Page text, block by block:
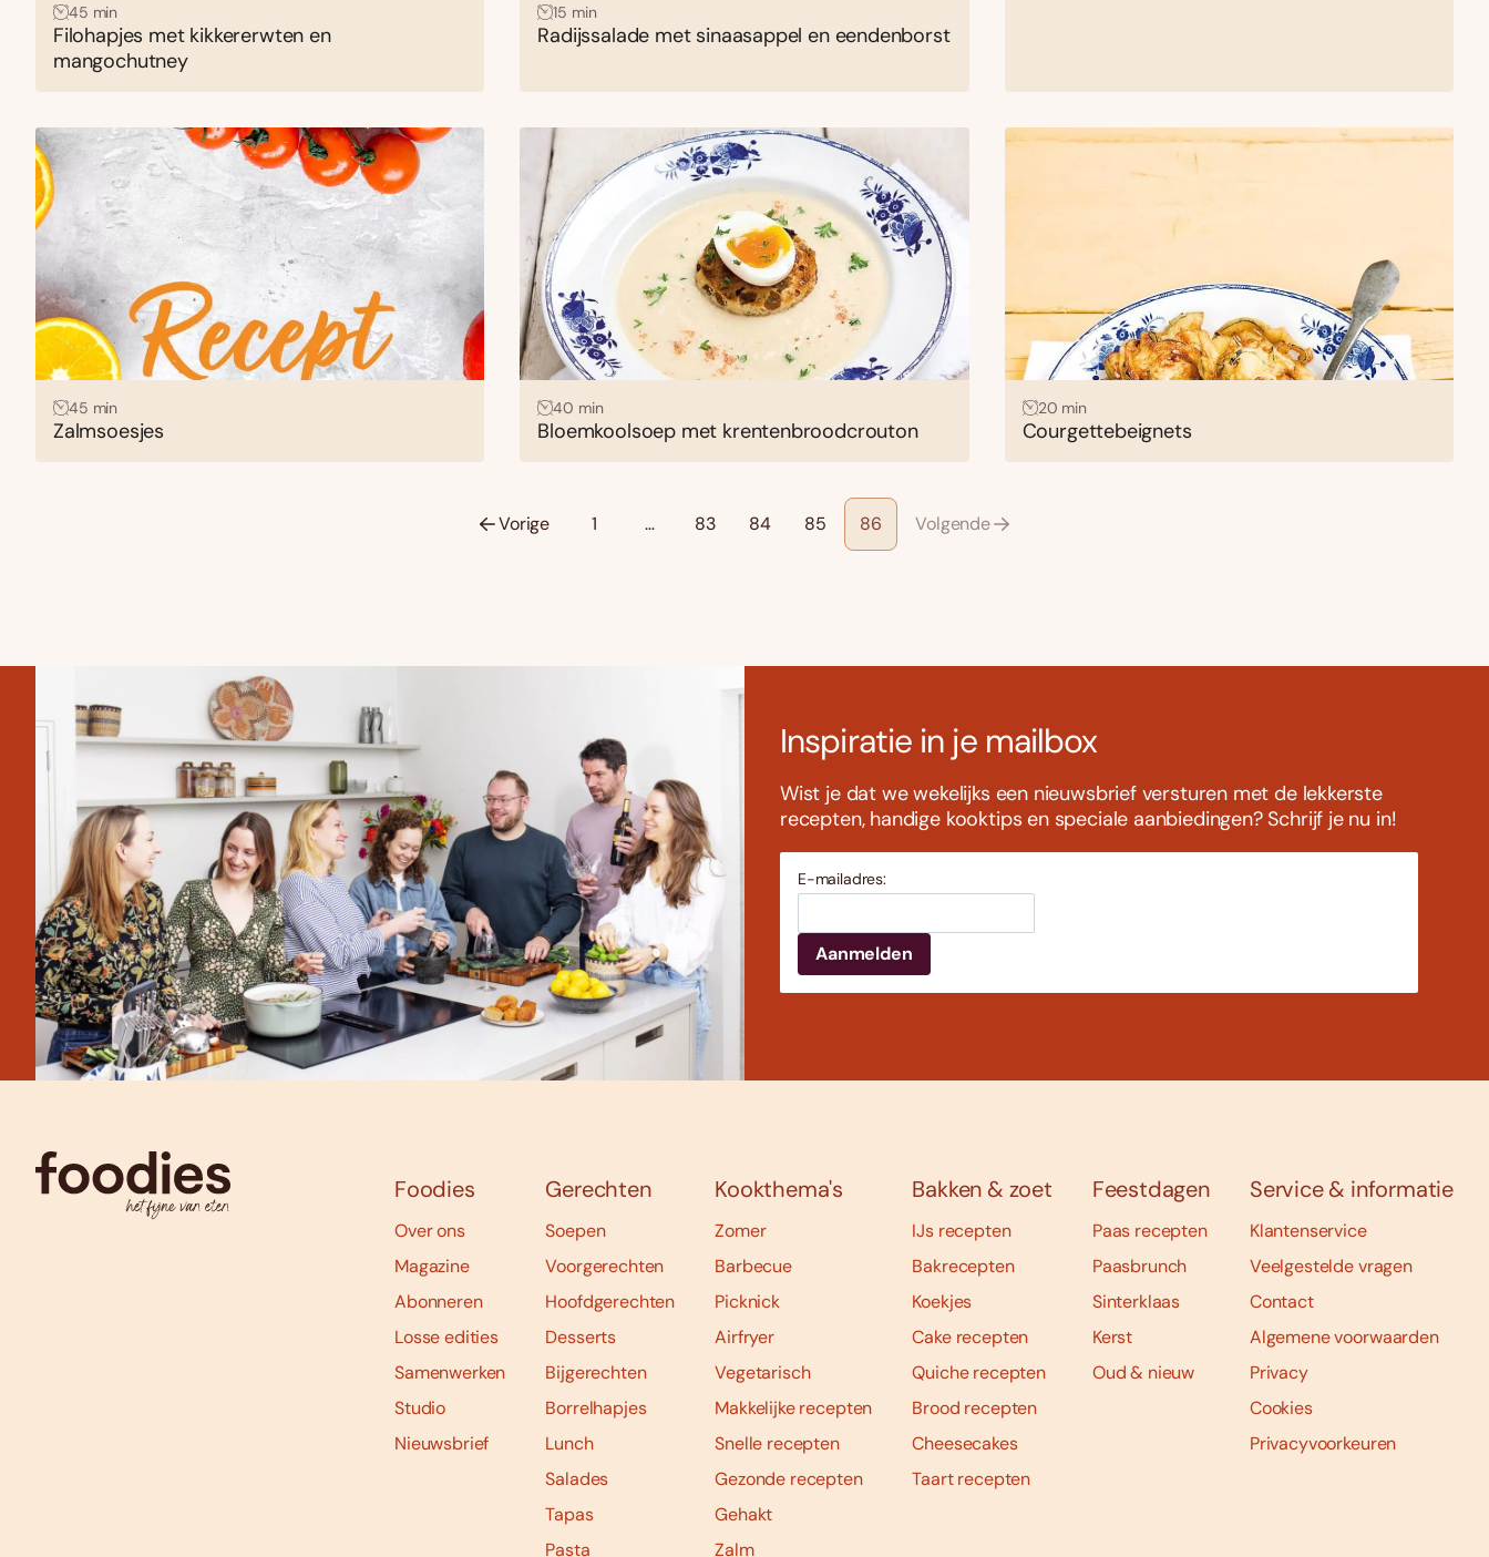
45 min
Filohapjes met kikkererwten en
mangochutney
15 min
Radijssalade met sinaasappel en eendenborst
45 min
Zalmsoesjes
40 min
Bloemkoolsoep met krentenbroodcrouton
20 min
Courgettebeignets
Vorige 1 … 83 84 85 86 Volgende
Inspiratie in je mailbox
Wist je dat we wekelijks een nieuwsbrief versturen met de lekkerste
recepten, handige kooktips en speciale aanbiedingen? Schrijf je nu in!
E-mailadres:
Foodies
Over ons
Magazine
Abonneren
Losse edities
Samenwerken
Studio
Nieuwsbrief
Gerechten
Soepen
Voorgerechten
Hoofdgerechten
Desserts
Bijgerechten
Borrelhapjes
Lunch
Salades
Tapas
Pasta
Kookthema's
Zomer
Barbecue
Picknick
Airfryer
Vegetarisch
Makkelijke recepten
Snelle recepten
Gezonde recepten
Gehakt
Zalm
Bakken & zoet
IJs recepten
Bakrecepten
Koekjes
Cake recepten
Quiche recepten
Brood recepten
Cheesecakes
Taart recepten
Feestdagen
Paas recepten
Paasbrunch
Sinterklaas
Kerst
Oud & nieuw
Service & informatie
Klantenservice
Veelgestelde vragen
Contact
Algemene voorwaarden
Privacy
Cookies
Privacyvoorkeuren